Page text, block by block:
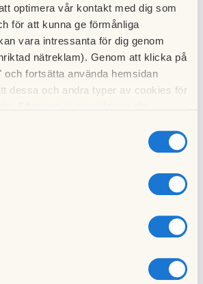
optimera vår kontakt med dig som
för att kunna ge förmånliga
vara intressanta för dig genom
nätreklam). Genom att klicka på
och fortsätta använda hemsidan
dessa och andra typer av cookies för
endast tillåta ett urval.
har idag handdukstorkar som värms
var populär förr i tiden men används inte
För att hantera denna problematik
hög temperatur på varmvattnet för
än nödvändigt. I idealfall hade